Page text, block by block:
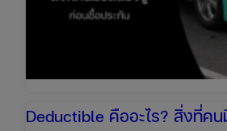
Deductible คืออะไร? สิ่งที่ค